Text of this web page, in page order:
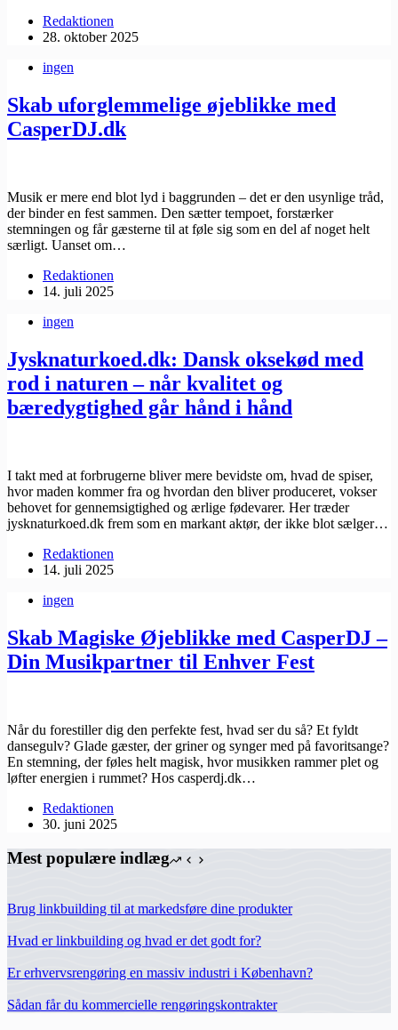
Redaktionen
28. oktober 2025
ingen
Skab uforglemmelige øjeblikke med
CasperDJ.dk
Musik er mere end blot lyd i baggrunden – det er den usynlige tråd,
der binder en fest sammen. Den sætter tempoet, forstærker
stemningen og får gæsterne til at føle sig som en del af noget helt
særligt. Uanset om…
Redaktionen
14. juli 2025
ingen
Jysknaturkoed.dk: Dansk oksekød med
rod i naturen – når kvalitet og
bæredygtighed går hånd i hånd
I takt med at forbrugerne bliver mere bevidste om, hvad de spiser,
hvor maden kommer fra og hvordan den bliver produceret, vokser
behovet for gennemsigtighed og ærlige fødevarer. Her træder ​
jysknaturkoed.dk frem som en markant aktør, der ikke blot sælger…
Redaktionen
14. juli 2025
ingen
Skab Magiske Øjeblikke med CasperDJ –
Din Musikpartner til Enhver Fest
Når du forestiller dig den perfekte fest, hvad ser du så? Et fyldt
dansegulv? Glade gæster, der griner og synger med på favoritsange?
En stemning, der føles helt magisk, hvor musikken rammer plet og
løfter energien i rummet? Hos ​casperdj.dk…
Redaktionen
30. juni 2025
Mest populære indlæg
Brug linkbuilding til at markedsføre dine produkter
Hvad er linkbuilding og hvad er det godt for?
Er erhvervsrengøring en massiv industri i København?
Sådan får du kommercielle rengøringskontrakter